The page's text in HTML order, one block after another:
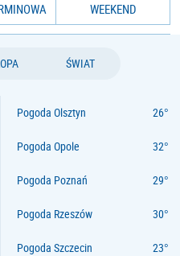
WEEKEND
ŚWIAT
Pogoda Olsztyn
Pogoda Opole
Pogoda Poznań
Pogoda Rzeszów
Pogoda Szczecin